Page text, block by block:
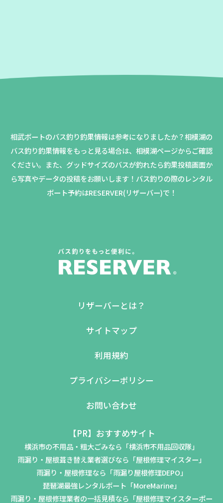
相武ボートのバス釣り釣果情報は参考になりましたか？相模湖の
バス釣り釣果情報をもっと見る場合は、相模湖ページからご確認
ください。 また、グッドサイズのバスが釣れたら釣果投稿画面か
ら写真やデータの投稿をお願いします！バス釣りの際のレンタル
ボート予約はRESERVER(リザーバー)で！
リザーバーとは？
サイトマップ
利用規約
プライバシーポリシー
お問い合わせ
【PR】おすすめサイト
横浜市の不用品・粗大ごみなら「横浜市不用品回収隊」
雨漏り・屋根葺き替え業者選びなら「屋根修理マイスター」
雨漏り・屋根修理なら「雨漏り屋根修理DEPO」
琵琶湖最強レンタルボート「MoreMarine」
雨漏り・屋根修理業者の一括見積なら「屋根修理マイスターポー